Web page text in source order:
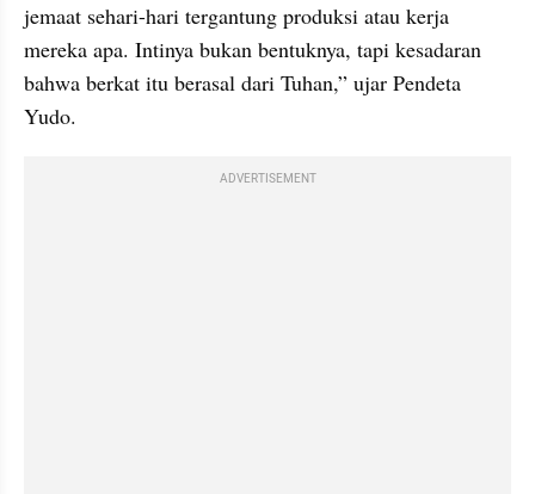
jemaat sehari-hari tergantung produksi atau kerja
mereka apa. Intinya bukan bentuknya, tapi kesadaran
bahwa berkat itu berasal dari Tuhan,” ujar Pendeta
Yudo.
ADVERTISEMENT